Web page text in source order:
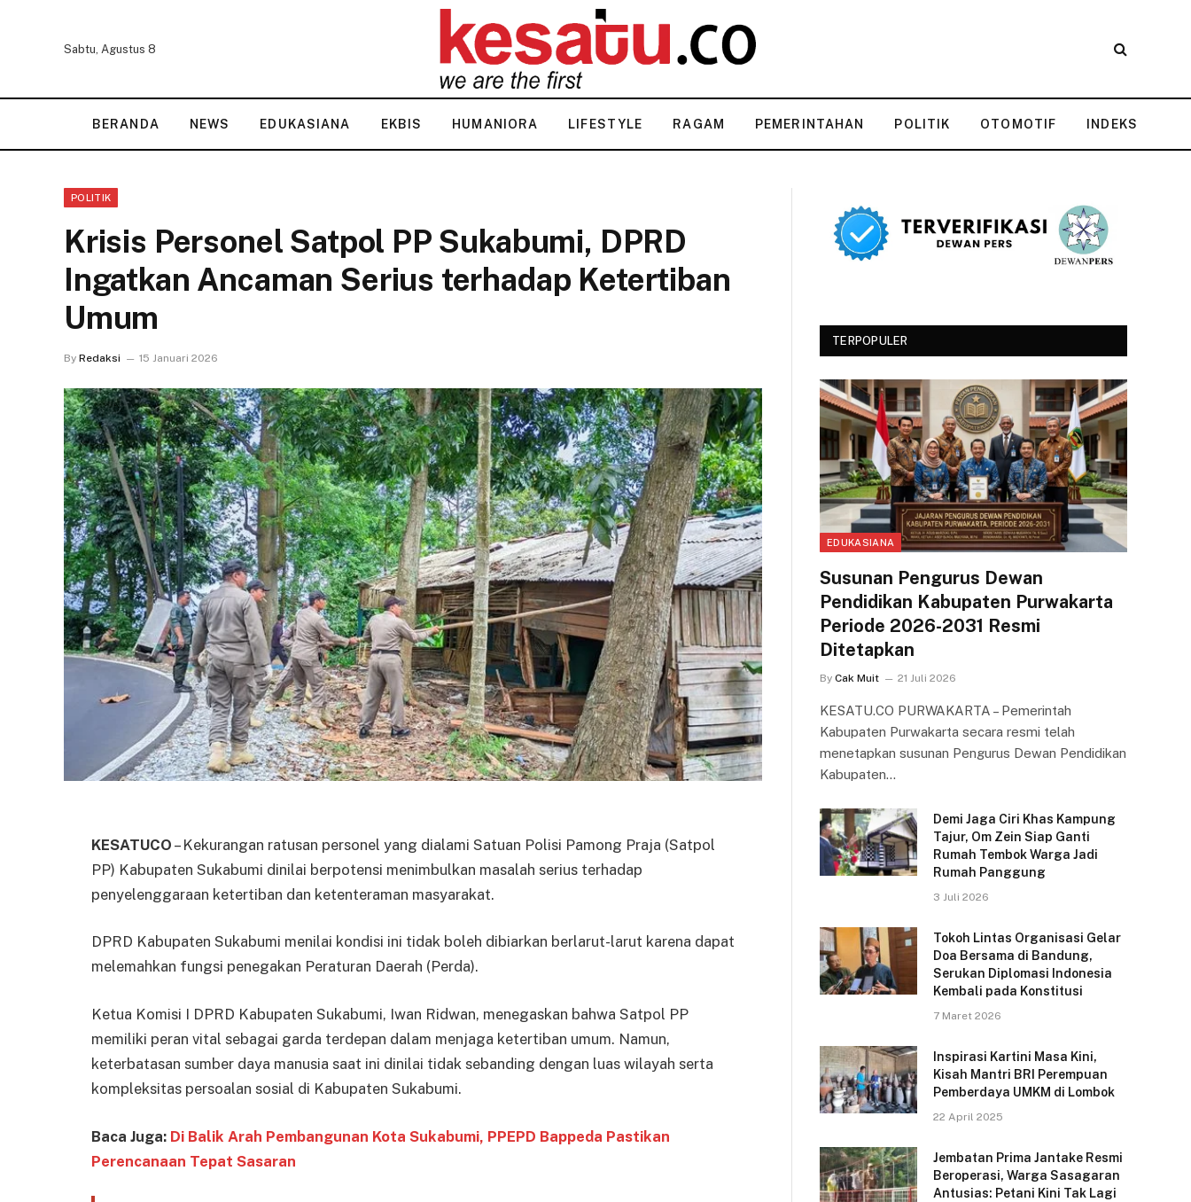
Sabtu, Agustus 8
BERANDA NEWS EDUKASIANA EKBIS HUMANIORA LIFESTYLE RAGAM PEMERINTAHAN POLITIK OTOMOTIF INDEKS
POLITIK
Krisis Personel Satpol PP Sukabumi, DPRD
Ingatkan Ancaman Serius terhadap Ketertiban
Umum
By Redaksi 15 Januari 2026
KESATUCO – Kekurangan ratusan personel yang dialami Satuan Polisi Pamong Praja (Satpol
PP) Kabupaten Sukabumi dinilai berpotensi menimbulkan masalah serius terhadap
penyelenggaraan ketertiban dan ketenteraman masyarakat.
DPRD Kabupaten Sukabumi menilai kondisi ini tidak boleh dibiarkan berlarut-larut karena dapat
melemahkan fungsi penegakan Peraturan Daerah (Perda).
Ketua Komisi I DPRD Kabupaten Sukabumi, Iwan Ridwan, menegaskan bahwa Satpol PP
memiliki peran vital sebagai garda terdepan dalam menjaga ketertiban umum. Namun,
keterbatasan sumber daya manusia saat ini dinilai tidak sebanding dengan luas wilayah serta
kompleksitas persoalan sosial di Kabupaten Sukabumi.
Baca Juga: Di Balik Arah Pembangunan Kota Sukabumi, PPEPD Bappeda Pastikan
Perencanaan Tepat Sasaran
TERPOPULER
EDUKASIANA
Susunan Pengurus Dewan
Pendidikan Kabupaten Purwakarta
Periode 2026-2031 Resmi
Ditetapkan
By Cak Muit 21 Juli 2026
KESATU.CO PURWAKARTA – Pemerintah
Kabupaten Purwakarta secara resmi telah
menetapkan susunan Pengurus Dewan Pendidikan
Kabupaten…
Demi Jaga Ciri Khas Kampung
Tajur, Om Zein Siap Ganti
Rumah Tembok Warga Jadi
Rumah Panggung
3 Juli 2026
Tokoh Lintas Organisasi Gelar
Doa Bersama di Bandung,
Serukan Diplomasi Indonesia
Kembali pada Konstitusi
7 Maret 2026
Inspirasi Kartini Masa Kini,
Kisah Mantri BRI Perempuan
Pemberdaya UMKM di Lombok
22 April 2025
Jembatan Prima Jantake Resmi
Beroperasi, Warga Sasagaran
Antusias: Petani Kini Tak Lagi